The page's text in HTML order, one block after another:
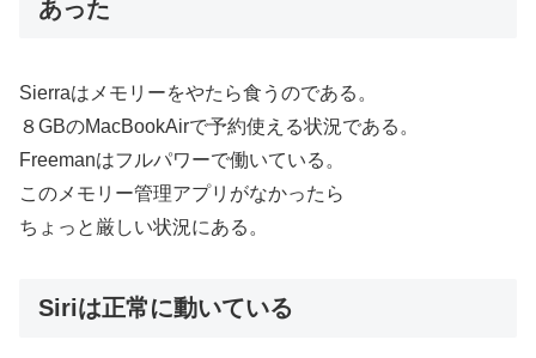
あった
Sierraはメモリーをやたら食うのである。
８GBのMacBookAirで予約使える状況である。
Freemanはフルパワーで働いている。
このメモリー管理アプリがなかったら
ちょっと厳しい状況にある。
Siriは正常に動いている